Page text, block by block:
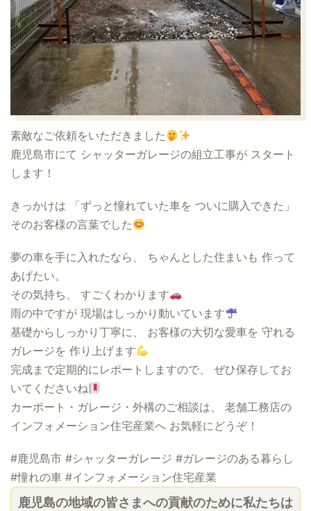
素敵なご依頼をいただきました
鹿児島市にて シャッターガレージの組立工事が スタート
します！
きっかけは 「ずっと憧れていた車を ついに購入できた」
そのお客様の言葉でした
夢の車を手に入れたなら、 ちゃんとした住まいも 作って
あげたい。
その気持ち、 すごくわかります
雨の中ですが 現場はしっかり動いています
基礎からしっかり丁寧に、 お客様の大切な愛車を 守れる
ガレージを 作り上げます
完成まで定期的にレポートしますので、 ぜひ保存してお
いてくださいね
カーポート・ガレージ・外構のご相談は、 老舗工務店の
インフォメーション住宅産業へ お気軽にどうぞ！
#鹿児島市 #シャッターガレージ #ガレージのある暮らし
#憧れの車 #インフォメーション住宅産業
鹿児島の地域の皆さまへの貢献のために私たちは